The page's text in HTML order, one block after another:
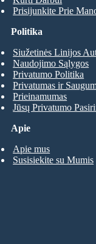
Prisijunkite Prie
Apie
Apie mus
Susisiekite su Mumis
Politika
Siužetinės Linijos
Naudojimo Sąlygos
Privatumo Politika
Privatumas ir
Prieinamumas
Jūsų Privatumo